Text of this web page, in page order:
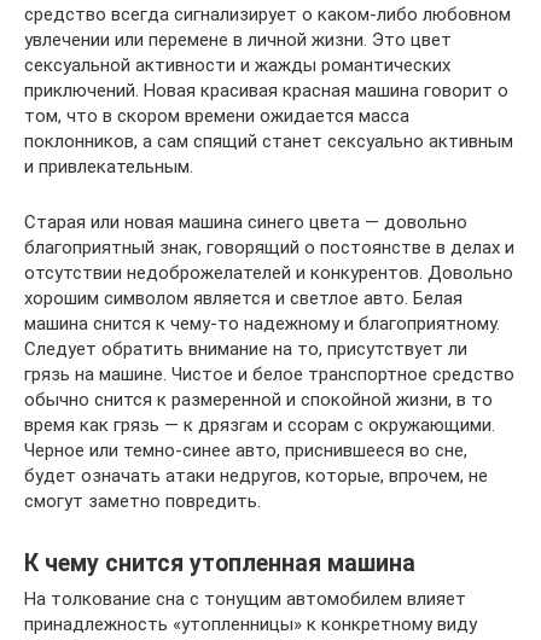
средство всегда сигнализирует о каком-либо любовном
увлечении или перемене в личной жизни. Это цвет
сексуальной активности и жажды романтических
приключений. Новая красивая красная машина говорит о
том, что в скором времени ожидается масса
поклонников, а сам спящий станет сексуально активным
и привлекательным.
Старая или новая машина синего цвета — довольно
благоприятный знак, говорящий о постоянстве в делах и
отсутствии недоброжелателей и конкурентов. Довольно
хорошим символом является и светлое авто. Белая
машина снится к чему-то надежному и благоприятному.
Следует обратить внимание на то, присутствует ли
грязь на машине. Чистое и белое транспортное средство
обычно снится к размеренной и спокойной жизни, в то
время как грязь — к дрязгам и ссорам с окружающими.
Черное или темно-синее авто, приснившееся во сне,
будет означать атаки недругов, которые, впрочем, не
смогут заметно повредить.
К чему снится утопленная машина
На толкование сна с тонущим автомобилем влияет
принадлежность «утопленницы» к конкретному виду